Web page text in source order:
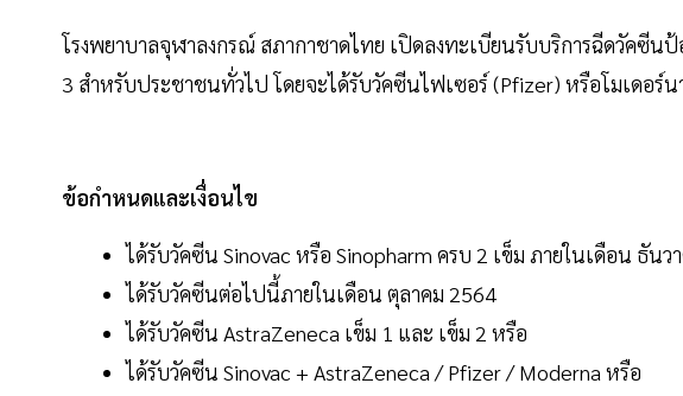
โรงพยาบาลจุฬาลงกรณ์ สภากาชาดไทย เปิดลงทะเบียนรับบริการฉีดวัคซีน
3 สำหรับประชาชนทั่วไป โดยจะได้รับวัคซีนไฟเซอร์ (Pfizer) หรือโมเดอร์
ข้อกำหนดและเงื่อนไข
ได้รับวัคซีน Sinovac หรือ Sinopharm ครบ 2 เข็ม ภายในเดือน ธันว
ได้รับวัคซีนต่อไปนี้ภายในเดือน ตุลาคม 2564
ได้รับวัคซีน AstraZeneca เข็ม 1 และ เข็ม 2 หรือ
ได้รับวัคซีน Sinovac + AstraZeneca / Pfizer / Moderna หรือ